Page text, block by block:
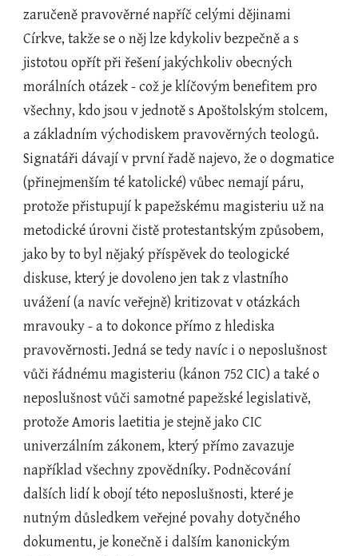
zaručeně pravověrné napříč celými dějinami
Církve, takže se o něj lze kdykoliv bezpečně a s
jistotou opřít při řešení jakýchkoliv obecných
morálních otázek - což je klíčovým benefitem pro
všechny, kdo jsou v jednotě s Apoštolským stolcem,
a základním východiskem pravověrných teologů.
Signatáři dávají v první řadě najevo, že o dogmatice
(přinejmenším té katolické) vůbec nemají páru,
protože přistupují k papežskému magisteriu už na
metodické úrovni čistě protestantským způsobem,
jako by to byl nějaký příspěvek do teologické
diskuse, který je dovoleno jen tak z vlastního
uvážení (a navíc veřejně) kritizovat v otázkách
mravouky - a to dokonce přímo z hlediska
pravověrnosti. Jedná se tedy navíc i o neposlušnost
vůči řádnému magisteriu (kánon 752 CIC) a také o
neposlušnost vůči samotné papežské legislativě,
protože Amoris laetitia je stejně jako CIC
univerzálním zákonem, který přímo zavazuje
například všechny zpovědníky. Podněcování
dalších lidí k obojí této neposlušnosti, které je
nutným důsledkem veřejné povahy dotyčného
dokumentu, je konečně i dalším kanonickým